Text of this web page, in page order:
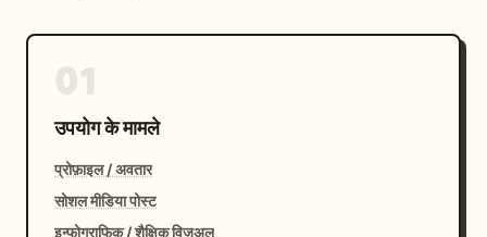
उपयोग के मामले
प्रोफ़ाइल / अवतार
सोशल मीडिया पोस्ट
इन्फोग्राफिक / शैक्षिक विज़ुअल